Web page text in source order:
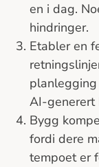
en i dag.
hindringer.
Etabler en
AI-generert
Bygg
fordi dere
tempoet er